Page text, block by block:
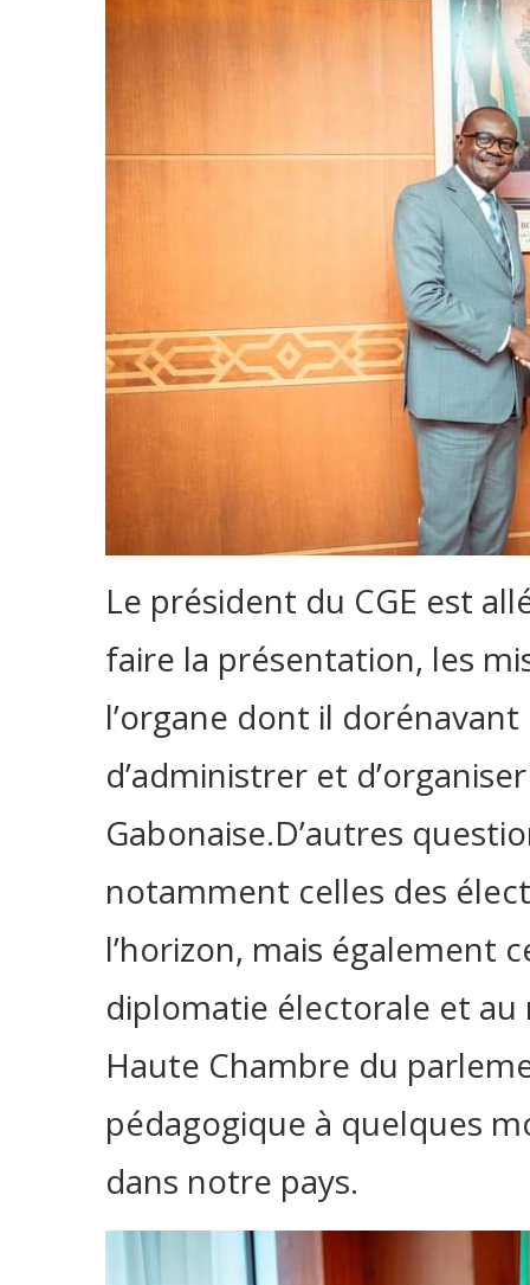
Le président du CGE est
faire la présentation, les
l’organe dont il
d’administrer et
Gabonaise.D’autres
notamment celles des
l’horizon, mais également
diplomatie électorale et
Haute Chambre du
pédagogique à quelques
dans notre pays.